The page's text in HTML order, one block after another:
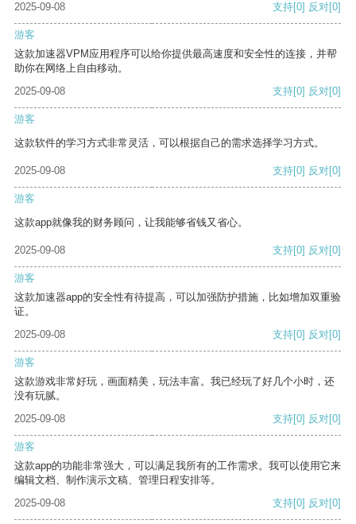
2025-09-08
支持[0] 反对[0]
游客
这款加速器VPM应用程序可以给你提供最高速度和安全性的连接，并帮
助你在网络上自由移动。
2025-09-08
支持[0] 反对[0]
游客
这款软件的学习方式非常灵活，可以根据自己的需求选择学习方式。
2025-09-08 支持[0] 反对[0]
游客
这款app就像我的财务顾问，让我能够省钱又省心。
2025-09-08 支持[0] 反对[0]
游客
这款加速器app的安全性有待提高，可以加强防护措施，比如增加双重验
证。
2025-09-08
支持[0] 反对[0]
游客
这款游戏非常好玩，画面精美，玩法丰富。我已经玩了好几个小时，还
没有玩腻。
2025-09-08
支持[0] 反对[0]
游客
这款app的功能非常强大，可以满足我所有的工作需求。我可以使用它来
编辑文档、制作演示文稿、管理日程安排等。
2025-09-08
支持[0] 反对[0]